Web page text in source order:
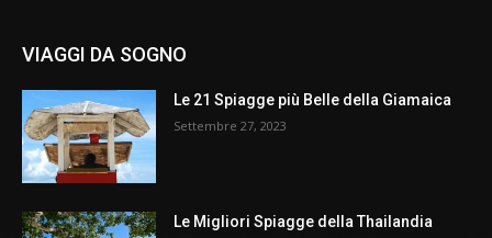
VIAGGI DA SOGNO
Le 21 Spiagge più Belle della Giamaica
Settembre 27, 2023
Le Migliori Spiagge della Thailandia